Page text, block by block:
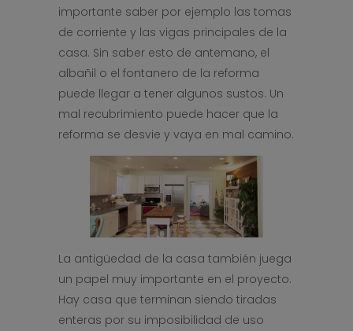
importante saber por ejemplo las tomas
de corriente y las vigas principales de la
casa. Sin saber esto de antemano, el
albañil o el fontanero de la reforma
puede llegar a tener algunos sustos. Un
mal recubrimiento puede hacer que la
reforma se desvie y vaya en mal camino.
La antigüedad de la casa también juega
un papel muy importante en el proyecto.
Hay casa que terminan siendo tiradas
enteras por su imposibilidad de uso